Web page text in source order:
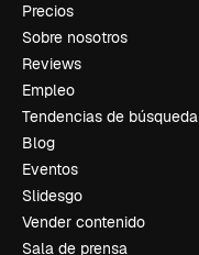
Precios
Sobre nosotros
Reviews
Empleo
Tendencias de búsqueda
Blog
Eventos
Slidesgo
Vender contenido
Sala de prensa